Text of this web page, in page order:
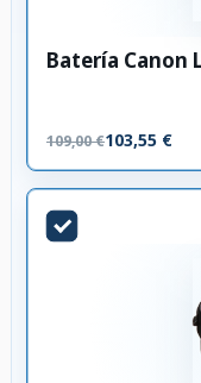
Batería Canon
109,00 €103,55 €